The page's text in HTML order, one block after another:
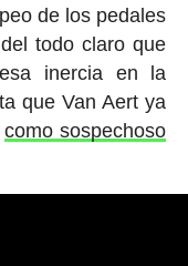
de los pedales
todo claro que
inercia en la
que Van Aert ya
como sospechoso